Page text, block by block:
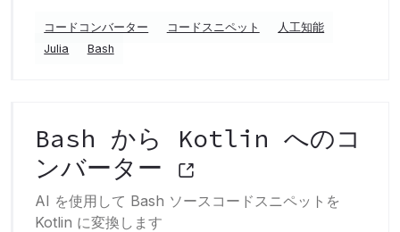
コードコンバーター コードスニペット
人工知能
Julia
Bash
Bash から Kotlin へのコ
ンバーター
AI を使用して Bash ソースコードスニペットを
Kotlin に変換します